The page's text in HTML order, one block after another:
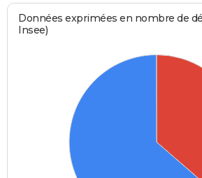
Données exprimées en nombre de
Insee)